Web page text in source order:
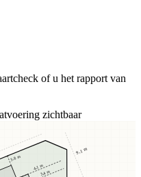
of u het rapport van
zichtbaar
3,8 m
3,4 m
4,1 m
9,1 m